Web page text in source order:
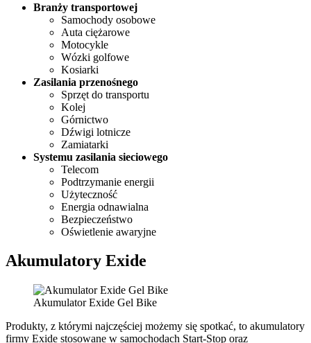
Branży transportowej
Samochody osobowe
Auta ciężarowe
Motocykle
Wózki golfowe
Kosiarki
Zasilania przenośnego
Sprzęt do transportu
Kolej
Górnictwo
Dźwigi lotnicze
Zamiatarki
Systemu zasilania sieciowego
Telecom
Podtrzymanie energii
Użyteczność
Energia odnawialna
Bezpieczeństwo
Oświetlenie awaryjne
Akumulatory Exide
Akumulator Exide Gel Bike
Produkty, z którymi najczęściej możemy się spotkać, to akumulatory
firmy Exide stosowane w samochodach Start-Stop oraz